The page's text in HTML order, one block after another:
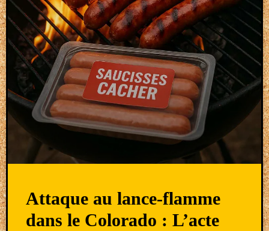
Attaque au lance-flamme
dans le Colorado : L’acte